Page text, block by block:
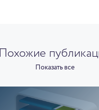
Похожие
Показать все